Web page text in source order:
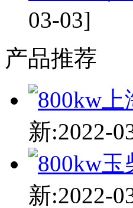
03-03]
产品推荐
新:2022-
新:2022-